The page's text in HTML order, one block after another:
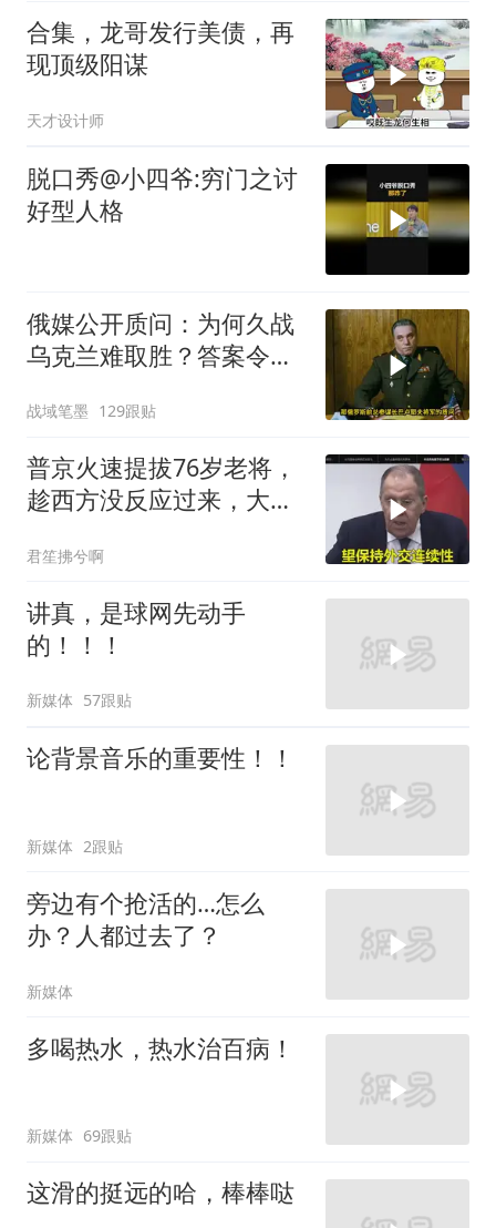
合集，龙哥发行美债，再
现顶级阳谋
天才设计师
脱口秀@小四爷:穷门之讨
好型人格
俄媒公开质问：为何久战
乌克兰难取胜？答案令人
战域笔墨 129跟贴
普京火速提拔76岁老将，
趁西方没反应过来，大鹅
君笙拂兮啊
讲真，是球网先动手
的！！！
新媒体 57跟贴
论背景音乐的重要性！！
新媒体 2跟贴
旁边有个抢活的…怎么
办？人都过去了？
新媒体
多喝热水，热水治百病！
新媒体 69跟贴
这滑的挺远的哈，棒棒哒